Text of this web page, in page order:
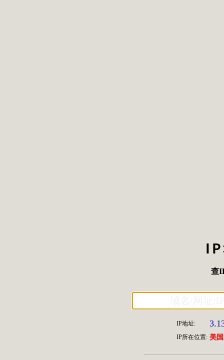
查
IP地址:
IP所在位置: 美